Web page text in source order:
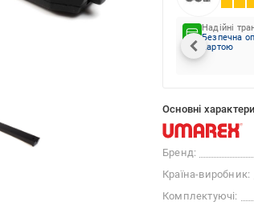
Надійні
Безпечна
картою
Основні
Бренд:
Країна-виробник:
Комплектуючі: